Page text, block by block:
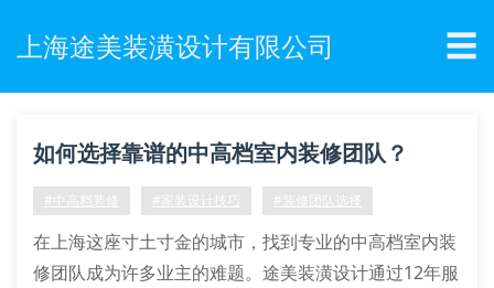
上海途美装潢设计有限公司 ☰
如何选择靠谱的中高档室内装修团队？
#中高档装修 #家装设计技巧 #装修团队选择
在上海这座寸土寸金的城市，找到专业的中高档室内装
修团队成为许多业主的难题。途美装潢设计通过12年服